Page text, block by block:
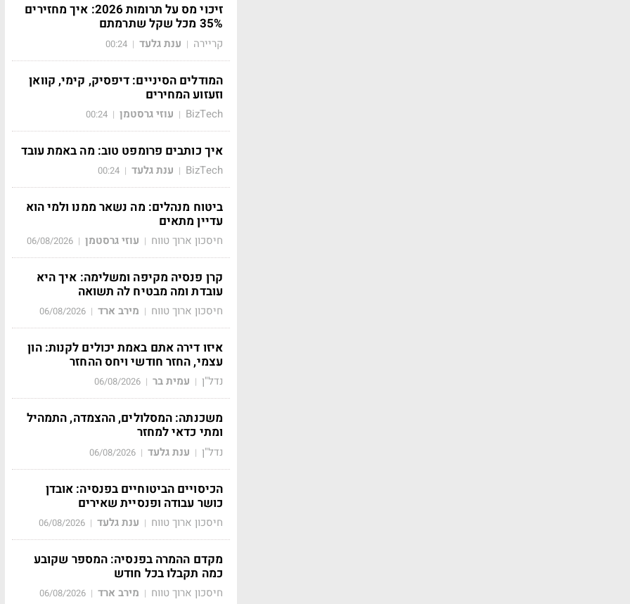
זיכוי מס על תרומות 2026: איך מחזירים
35% מכל שקל שתרמתם
קריירה | ענת גלעד |
00:24
המודלים הסיניים: דיפסיק, קימי, קוואן
וזעזוע המחירים
BizTech
| עוזי גרסטמן |
00:24
איך כותבים פרומפט טוב: מה באמת עובד
BizTech
| ענת גלעד |
00:24
ביטוח מנהלים: מה נשאר ממנו ולמי הוא
עדיין מתאים
חיסכון ארוך טווח | עוזי גרסטמן |
06/08/2026
קרן פנסיה מקיפה ומשלימה: איך היא
עובדת ומה מבטיח לה תשואה
חיסכון ארוך טווח | מירב ארד |
06/08/2026
איזו דירה אתם באמת יכולים לקנות: הון
עצמי, החזר חודשי ויחס ההחזר
נדל"ן | עמית בר |
06/08/2026
משכנתה: המסלולים, ההצמדה, התמהיל
ומתי כדאי למחזר
נדל"ן | ענת גלעד |
06/08/2026
הכיסויים הביטוחיים בפנסיה: אובדן
כושר עבודה ופנסיית שאירים
חיסכון ארוך טווח | ענת גלעד |
06/08/2026
מקדם ההמרה בפנסיה: המספר שקובע
כמה תקבלו בכל חודש
חיסכון ארוך טווח | מירב ארד |
06/08/2026